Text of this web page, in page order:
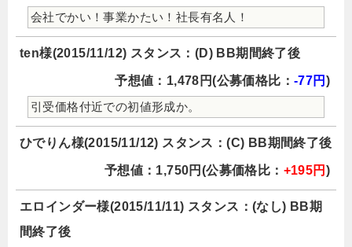
会社でかい！事業かたい！社長有名人！
ten様(2015/11/12) スタンス：(D) BB期間終了後
予想値：1,478円(公募価格比： -77円 )
引受価格付近での初値形成か。
ひでりん様(2015/11/12) スタンス：(C) BB期間終了後
予想値：1,750円(公募価格比： +195円 )
エロインダー様(2015/11/11) スタンス：(なし) BB期
間終了後